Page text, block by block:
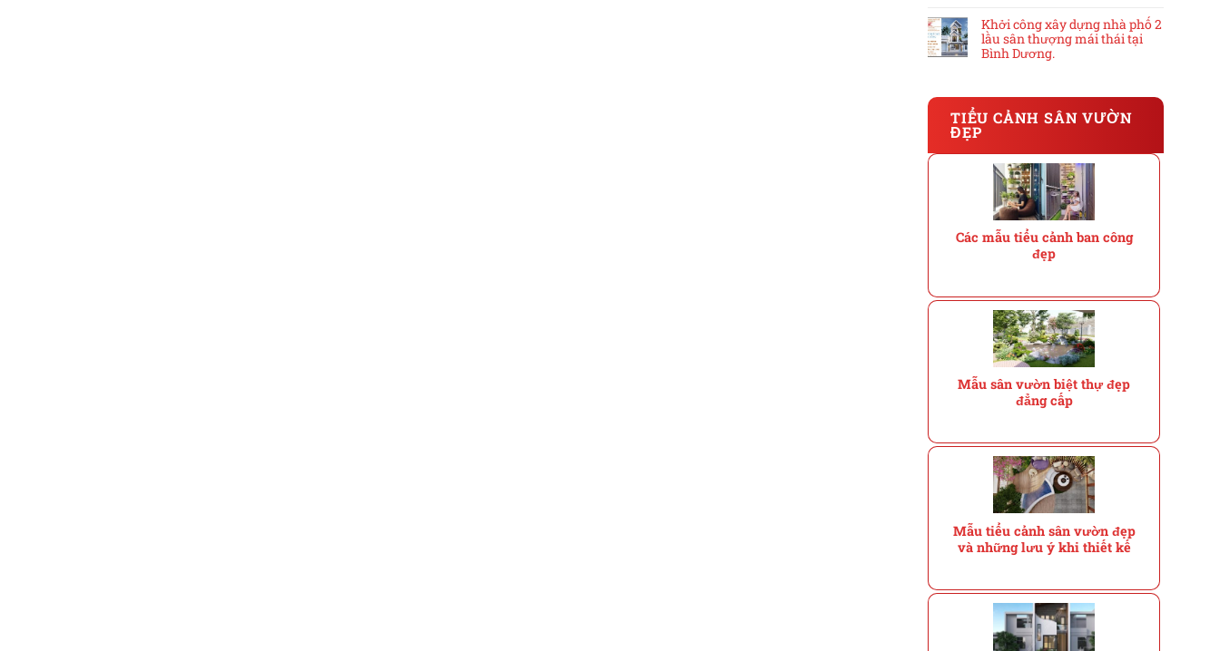
Khởi công xây dựng nhà phố 2
lầu sân thượng mái thái tại
Bình Dương.
TIỂU CẢNH SÂN VƯỜN
ĐẸP
Các mẫu tiểu cảnh ban công
đẹp
Mẫu sân vườn biệt thự đẹp
đẳng cấp
Mẫu tiểu cảnh sân vườn đẹp
và những lưu ý khi thiết kế